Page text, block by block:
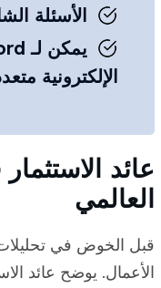
الأسئلة
الإلكترونية
عائد
العالمي
قبل الخوض في تحليلات
الأعمال. يوضح عائد